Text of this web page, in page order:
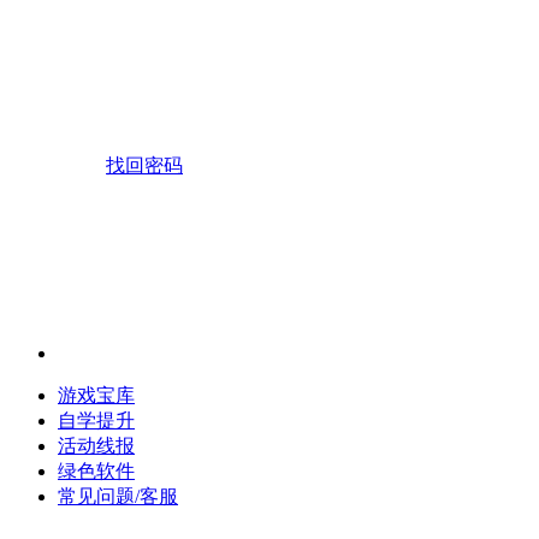
找回密码
游戏宝库
自学提升
活动线报
绿色软件
常见问题/客服